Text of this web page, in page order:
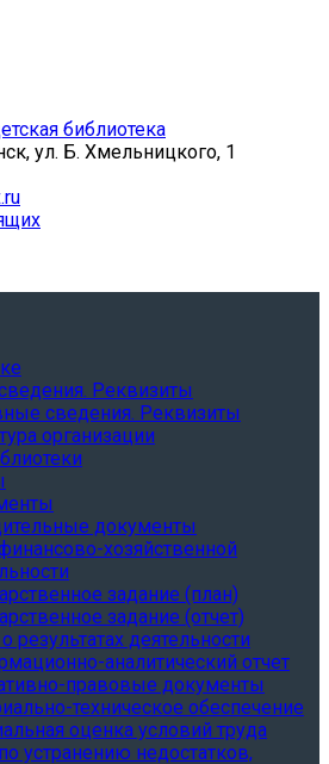
библиотека
ул. Б. Хмельницкого, 1
Реквизиты
сведения. Реквизиты
организации
документы
хозяйственной
задание (план)
задание (отчет)
результатах деятельности
аналитический отчет
правовые документы
техническое обеспечение
оценка условий труда
устранению недостатков,